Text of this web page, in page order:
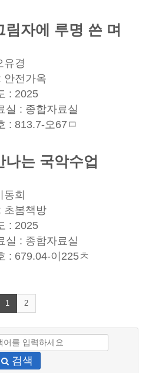
림자에 루명 쓴 며
유경
안전가옥
: 2025
실 : 종합자료실
: 813.7-오67ㅁ
나는 국악수업
동희
초봄책방
: 2025
실 : 종합자료실
: 679.04-이225ㅊ
1 2
검색